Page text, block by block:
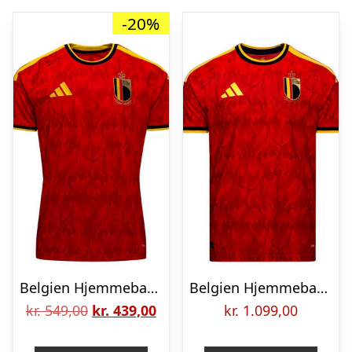
-20%
Belgien Hjemmebanetrøje VM 2026 Børn
kr.549,00 Den
kr. 439,00Den
Belgien Hjemmebanetrøje VM 2026 Authentic
kr. 1.099,00